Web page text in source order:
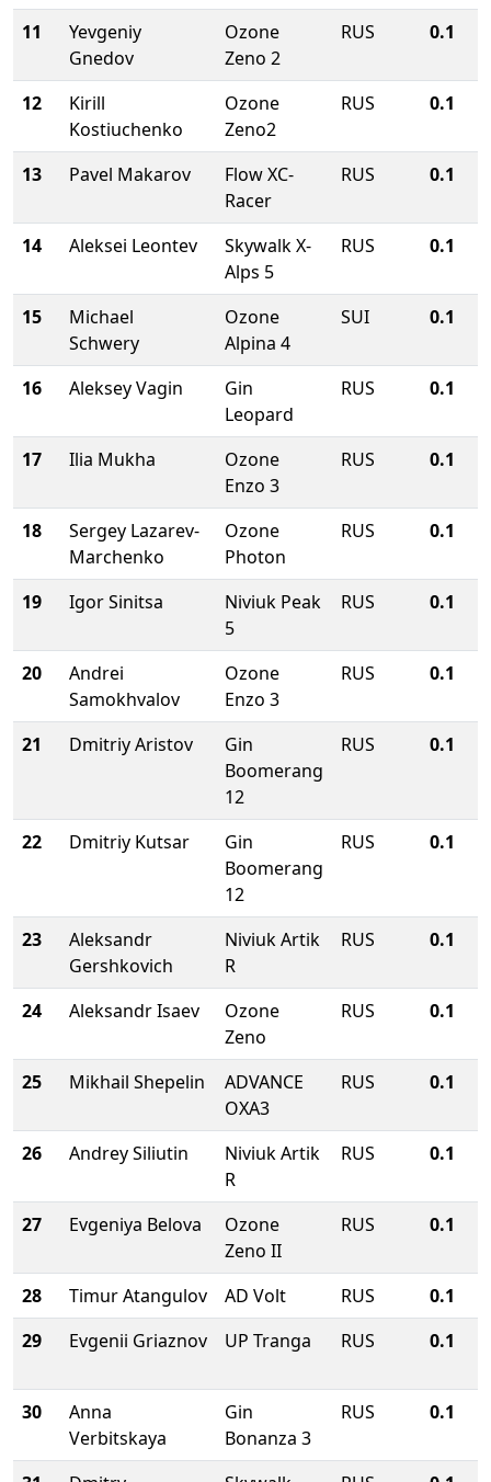
11
Yevgeniy
Gnedov
Ozone
Zeno 2
RUS 0.1
12
Kirill
Kostiuchenko
Ozone
Zeno2
RUS 0.1
13 Pavel Makarov
Flow XC-
Racer
RUS 0.1
14 Aleksei Leontev
Skywalk X-
Alps 5
RUS 0.1
15
Michael
Schwery
Ozone
Alpina 4
SUI 0.1
16 Aleksey Vagin
Gin
Leopard
RUS 0.1
17 Ilia Mukha
Ozone
Enzo 3
RUS 0.1
18
Sergey Lazarev-
Marchenko
Ozone
Photon
RUS 0.1
19 Igor Sinitsa
Niviuk Peak
5
RUS 0.1
20
Andrei
Samokhvalov
Ozone
Enzo 3
RUS 0.1
21 Dmitriy Aristov
Gin
Boomerang
12
RUS 0.1
22 Dmitriy Kutsar
Gin
Boomerang
12
RUS 0.1
23
Aleksandr
Gershkovich
Niviuk Artik
R
RUS 0.1
24 Aleksandr Isaev
Ozone
Zeno
RUS 0.1
25 Mikhail Shepelin
ADVANCE
OXA3
RUS 0.1
26 Andrey Siliutin
Niviuk Artik
R
RUS 0.1
27 Evgeniya Belova
Ozone
Zeno II
RUS 0.1
28 Timur Atangulov AD Volt RUS
0.1
29
Evgenii Griaznov UP Tranga RUS 0.1
30
Anna
Verbitskaya
Gin
Bonanza 3
RUS 0.1